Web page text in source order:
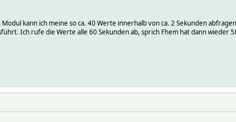
Modul kann ich meine so ca. 40 Werte innerhalb von ca. 2 Sekunden
Ich rufe die Werte alle 60 Sekunden ab, sprich Fhem hat dann wieder